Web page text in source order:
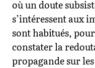
où un doute
s’intéressent aux
sont habitués,
constater la
propagande sur